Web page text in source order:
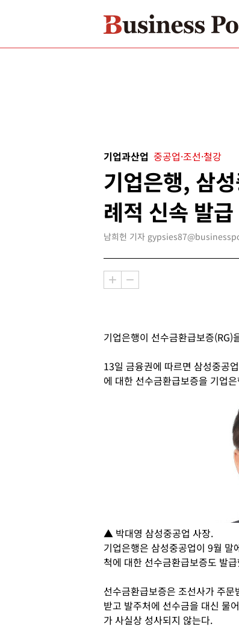
기업과산업 중공업·조선·철강
기업은행, 삼
례적 신속 발급
남희헌 기자
기업은행이 선수금환급보증
13일 금융권에 따르면 삼성중공
에 대한 선수금환급보증을 기업
▲ 박대영 삼성중공업 사장.
기업은행은 삼성중공업이 9월
척에 대한 선수금환급보증도 발
선수금환급보증은 조선사가 주
받고 발주처에 선수금을 대신 물
가 사실상 성사되지 않는다.